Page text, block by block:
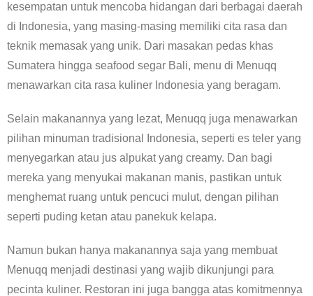
kesempatan untuk mencoba hidangan dari berbagai daerah
di Indonesia, yang masing-masing memiliki cita rasa dan
teknik memasak yang unik. Dari masakan pedas khas
Sumatera hingga seafood segar Bali, menu di Menuqq
menawarkan cita rasa kuliner Indonesia yang beragam.
Selain makanannya yang lezat, Menuqq juga menawarkan
pilihan minuman tradisional Indonesia, seperti es teler yang
menyegarkan atau jus alpukat yang creamy. Dan bagi
mereka yang menyukai makanan manis, pastikan untuk
menghemat ruang untuk pencuci mulut, dengan pilihan
seperti puding ketan atau panekuk kelapa.
Namun bukan hanya makanannya saja yang membuat
Menuqq menjadi destinasi yang wajib dikunjungi para
pecinta kuliner. Restoran ini juga bangga atas komitmennya